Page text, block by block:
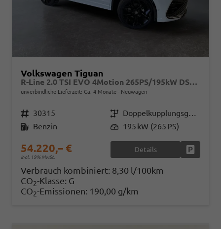
Volkswagen Tiguan
R-Line 2.0 TSI EVO 4Motion 265PS/195kW DSG7 2026
unverbindliche Lieferzeit: Ca. 4 Monate Neuwagen
Fahrzeugnr. 30315 Getriebe
Doppelkupplungsgetriebe (DSG)
Kraftstoff Benzin Leistung 195 kW (265 PS)
54.220,– €
incl. 19% MwSt.
Details
Verbrauch kombiniert: 8,30 l/100km
CO2-Klasse: G
CO2-Emissionen: 190,00 g/km